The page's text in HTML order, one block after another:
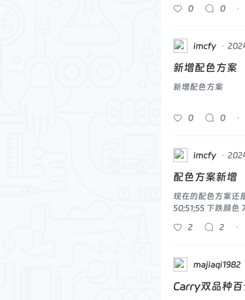
0 0
imcfy
新增配色方案
新增配色方案
0 0
imcfy
配色方案新增
现在的配色方案还
50;51;55 下跌颜色
2
2
majiaqi1982
Carry双品种